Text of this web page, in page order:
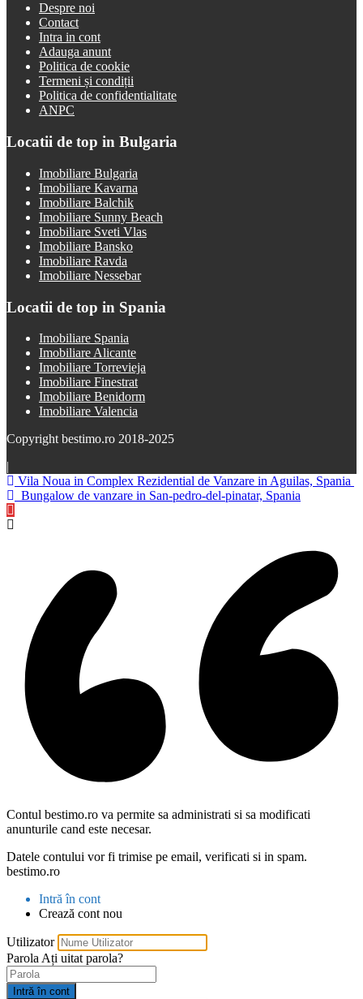
Despre noi
Contact
Intra in cont
Adauga anunt
Politica de cookie
Termeni și condiții
Politica de confidentialitate
ANPC
Locatii de top in Bulgaria
Imobiliare Bulgaria
Imobiliare Kavarna
Imobiliare Balchik
Imobiliare Sunny Beach
Imobiliare Sveti Vlas
Imobiliare Bansko
Imobiliare Ravda
Imobiliare Nessebar
Locatii de top in Spania
Imobiliare Spania
Imobiliare Alicante
Imobiliare Torrevieja
Imobiliare Finestrat
Imobiliare Benidorm
Imobiliare Valencia
Copyright bestimo.ro 2018-2025
|
Vila Noua in Complex Rezidential de Vanzare in Aguilas, Spania
Bungalow de vanzare in San-pedro-del-pinatar, Spania
Contul bestimo.ro va permite sa administrati si sa modificati
anunturile cand este necesar.
Datele contului vor fi trimise pe email, verificati si in spam.
bestimo.ro
Intră în cont
Crează cont nou
Utilizator
Parola Ați uitat parola?
Intră în cont